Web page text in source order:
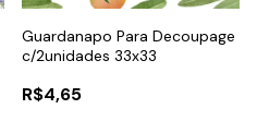
Guardanapo Para Decoupage
c/2unidades 33x33
R$4,65